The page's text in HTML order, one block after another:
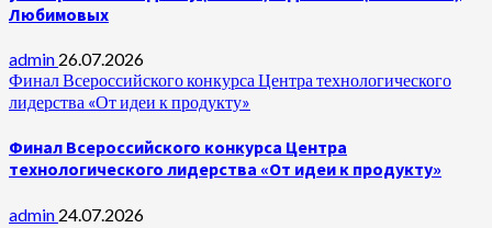
Любимовых
admin 26.07.2026
Финал Всероссийского конкурса Центра технологического
лидерства «От идеи к продукту»
Финал Всероссийского конкурса Центра
технологического лидерства «От идеи к продукту»
admin 24.07.2026